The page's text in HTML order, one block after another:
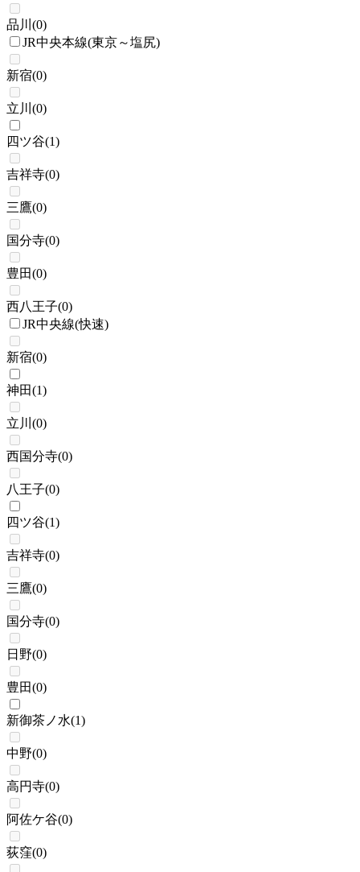
品川 (0)
JR中央本線(東京～塩尻)
新宿(0)
立川 (0)
四ツ谷(1)
吉祥寺(0)
三鷹(0)
国分寺(0)
豊田(0)
西八王子(0)
JR中央線(快速)
新宿(0)
神田(1)
立川 (0)
西国分寺(0)
八王子(0)
四ツ谷(1)
吉祥寺(0)
三鷹(0)
国分寺(0)
日野(0)
豊田(0)
新御茶ノ水(1)
中野(0)
高円寺(0)
阿佐ケ谷(0)
荻窪(0)